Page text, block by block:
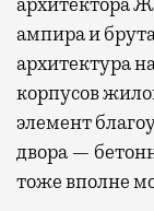
ампира и
архитектура
корпусов
элемент
двора —
тоже вполне